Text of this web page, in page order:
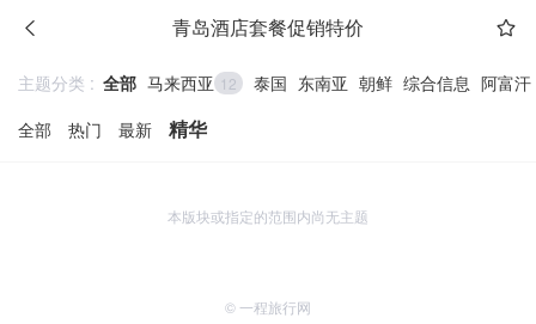
青岛酒店套餐促销特价
主题分类 : 全部 马来西亚 12 泰国 东南亚 朝鲜 综合信息 阿富汗
全部
热门 最新 精华
本版块或指定的范围内尚无主题
© 一程旅行网